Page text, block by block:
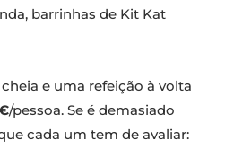
barrinhas de Kit Kat
e uma refeição à volta
/pessoa. Se é demasiado
cada um tem de avaliar: